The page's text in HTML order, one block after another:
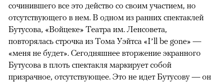
сочинившего все это действо со своим участием, но
отсутствующего в нем. В одном из ранних спектаклей
Бутусова, «Войцеке» Театра им. Ленсовета,
повторялась строчка из Тома Уэйтса «I’ll be gone» —
«меня не будет». Сегодняшнее вторжение экранного
Бутусова в плоть спектакля маркирует собой
призрачное, отсутствующее. Это не идет Бутусову — он